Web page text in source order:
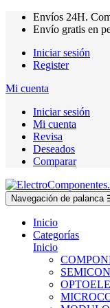
Envíos 24H.
Envío gratis en
Iniciar sesión
Register
Mi cuenta
Iniciar sesión
Mi cuenta
Revisa
Deseados
Comparar
Navegación de palanca
Inicio
Categorías
Inicio